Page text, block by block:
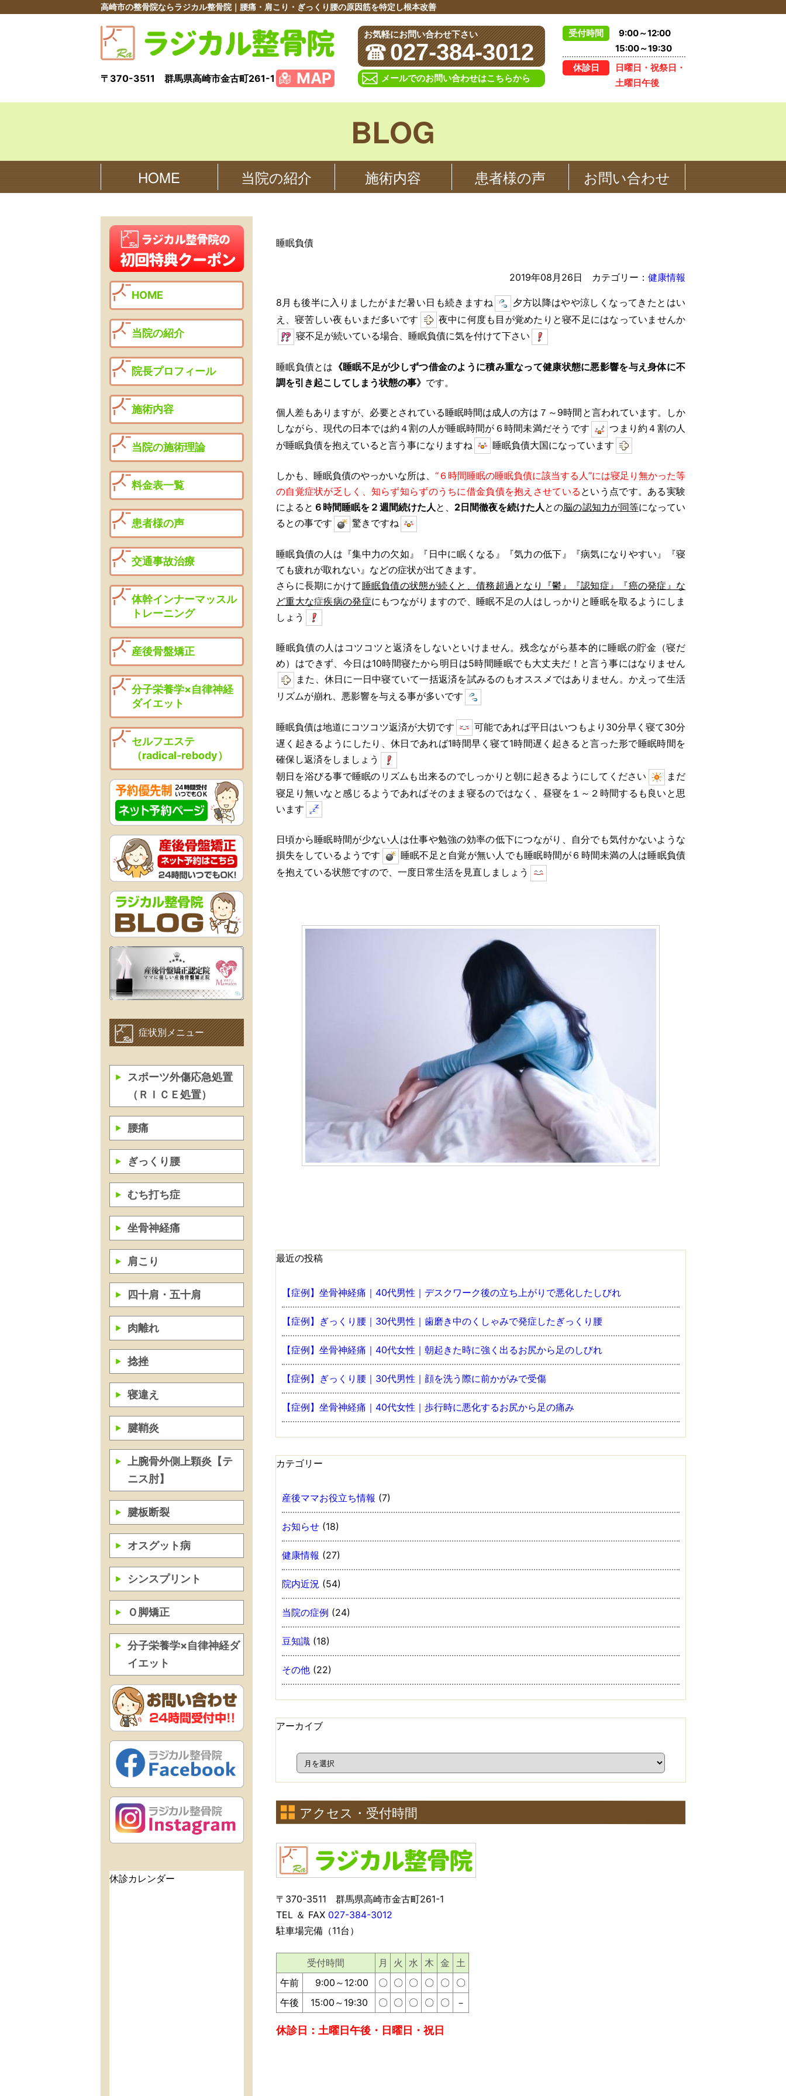
高崎市の整骨院ならラジカル整骨院｜腰痛・肩こり・ぎっくり腰の原因筋を特定し根本改善
〒370-3511 群馬県高崎市金古町261-1 MAP
お気軽にお問い合わせ下さい
027-384-3012
メールでのお問い合わせはこちらから
受付時間
9:00～12:00
15:00～19:30
休診日
日曜日・祝祭日・
土曜日午後
BLOG
HOME 当院の紹介 施術内容 患者様の声 お問い合わせ
睡眠負債
2019年08月26日 カテゴリー： 健康情報
8月も後半に入りましたがまだ暑い日も続きますね
夕方以降はやや涼しくなってきたとはい
え、寝苦しい夜もいまだ多いです
夜中に何度も目が覚めたりと寝不足にはなっていませんか
寝不足が続いている場合、睡眠負債に気を付けて下さい
睡眠負債とは 《睡眠不足が少しずつ借金のように積み重なって健康状態に悪影響を与え身体に不
調を引き起こしてしまう状態の事》 です。
個人差もありますが、必要とされている睡眠時間は成人の方は７～9時間と言われています。しか
しながら、現代の日本では約４割の人が睡眠時間が６時間未満だそうです
つまり約４割の人
が睡眠負債を抱えていると言う事になりますね
睡眠負債大国になっています
しかも、睡眠負債のやっかいな所は、 “６時間睡眠の睡眠負債に該当する人”には寝足り無かった等
の自覚症状が乏しく、知らず知らずのうちに借金負債を抱えさせている という点です。ある実験
によると ６時間睡眠を２週間続けた人と、 2日間徹夜を続けた人との脳の認知力が同等になってい
るとの事です
驚きですね
睡眠負債の人は『集中力の欠如』『日中に眠くなる』『気力の低下』『病気になりやすい』『寝
ても疲れが取れない』などの症状が出てきます。
さらに長期にかけて睡眠負債の状態が続くと、債務超過となり『鬱』『認知症』『癌の発症』な
ど重大な症疾病の発症にもつながりますので、睡眠不足の人はしっかりと睡眠を取るようにしま
しょう
睡眠負債の人はコツコツと返済をしないといけません。残念ながら基本的に睡眠の貯金（寝だ
め）はできず、今日は10時間寝たから明日は5時間睡眠でも大丈夫だ！と言う事にはなりません
また、休日に一日中寝ていて一括返済を試みるのもオススメではありません。かえって生活
リズムが崩れ、悪影響を与える事が多いです
睡眠負債は地道にコツコツ返済が大切です
可能であれば平日はいつもより30分早く寝て30分
遅く起きるようにしたり、休日であれば1時間早く寝て1時間遅く起きると言った形で睡眠時間を
確保し返済をしましょう
朝日を浴びる事で睡眠のリズムも出来るのでしっかりと朝に起きるようにしてください
まだ
寝足り無いなと感じるようであればそのまま寝るのではなく、昼寝を１～２時間するも良いと思
います
日頃から睡眠時間が少ない人は仕事や勉強の効率の低下につながり、自分でも気付かないような
損失をしているようです
睡眠不足と自覚が無い人でも睡眠時間が６時間未満の人は睡眠負債
を抱えている状態ですので、一度日常生活を見直しましょう
最近の投稿
【症例】坐骨神経痛｜40代男性｜デスクワーク後の立ち上がりで悪化したしびれ
【症例】ぎっくり腰｜30代男性｜歯磨き中のくしゃみで発症したぎっくり腰
【症例】坐骨神経痛｜40代女性｜朝起きた時に強く出るお尻から足のしびれ
【症例】ぎっくり腰｜30代男性｜顔を洗う際に前かがみで受傷
【症例】坐骨神経痛｜40代女性｜歩行時に悪化するお尻から足の痛み
カテゴリー
産後ママお役立ち情報 (7)
お知らせ (18)
健康情報 (27)
院内近況 (54)
当院の症例 (24)
豆知識 (18)
その他 (22)
アーカイブ
アクセス・受付時間
〒370-3511 群馬県高崎市金古町261-1
TEL ＆ FAX 027-384-3012
駐車場完備（11台）
受付時間 月 火 水 木 金 土
午前
9:00～12:00 〇 〇 〇 〇 〇
〇
午後
15:00～19:30 〇 〇 〇 〇 〇 －
休診日： 土曜日午後・日曜日・祝日
HOME
当院の紹介
院長プロフィール
施術内容
当院の施術理論
料金表一覧
患者様の声
交通事故治療
体幹インナーマッスル
トレーニング
産後骨盤矯正
分子栄養学×自律神経
ダイエット
セルフエステ
（radical-rebody）
症状別メニュー
スポーツ外傷応急処置
（ＲＩＣＥ処置）
腰痛
ぎっくり腰
むち打ち症
坐骨神経痛
肩こり
四十肩・五十肩
肉離れ
捻挫
寝違え
腱鞘炎
上腕骨外側上顆炎【テ
ニス肘】
腱板断裂
オスグット病
シンスプリント
Ｏ脚矯正
分子栄養学×自律神経ダ
イエット
休診カレンダー